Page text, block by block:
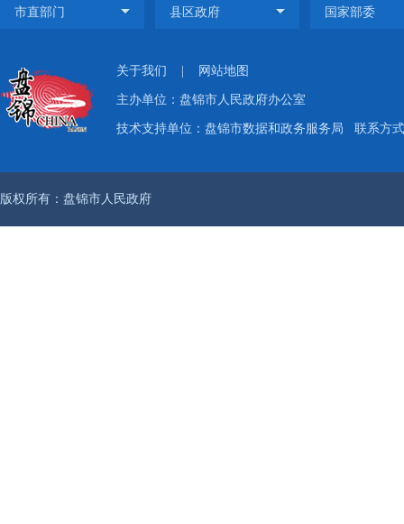
关于我们 网站地图
主办单位：盘锦市人民政府办公室
技术支持单位：盘锦市数据和政务服务局 联系方
版权所有：盘锦市人民政府